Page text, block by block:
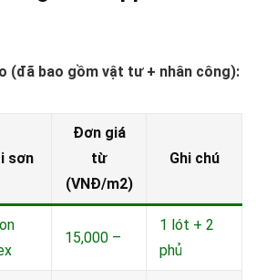
(đã bao gồm vật tư + nhân công):
sơn
Đơn giá
từ
(VNĐ/m2)
Ghi chú
15,000 –
1 lót + 2
phủ